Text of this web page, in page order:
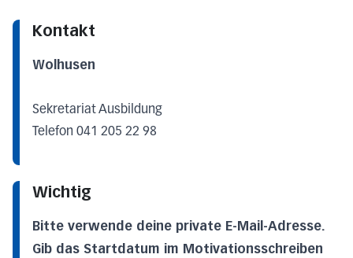
Kontakt
Wolhusen
Sekretariat Ausbildung
Telefon 041 205 22 98
Wichtig
Bitte verwende deine private E-Mail-Adresse.
Gib das Startdatum im Motivationsschreiben